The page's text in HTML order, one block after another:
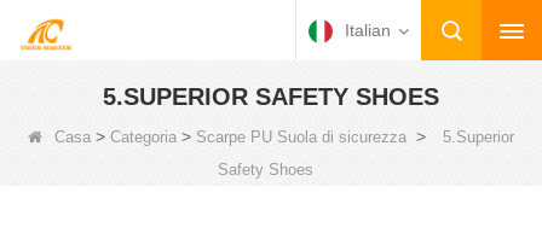
Italian
5.SUPERIOR SAFETY SHOES
Casa > Categoria > Scarpe PU Suola di sicurezza >
5.Superior
Safety Shoes